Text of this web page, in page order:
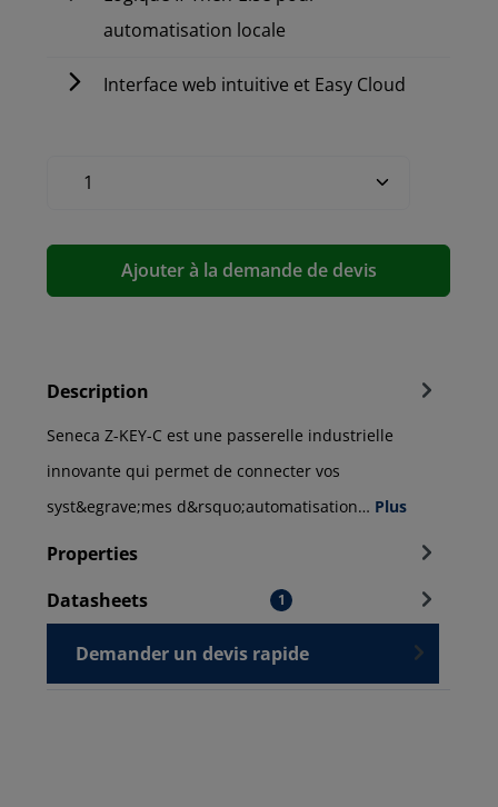
automatisation locale
Interface web intuitive et Easy Cloud
Ajouter à la demande de devis
Description
Seneca Z-KEY-C est une passerelle industrielle
innovante qui permet de connecter vos
syst&egrave;mes d&rsquo;automatisation… Plus
Properties
Datasheets
1
Demander un devis rapide